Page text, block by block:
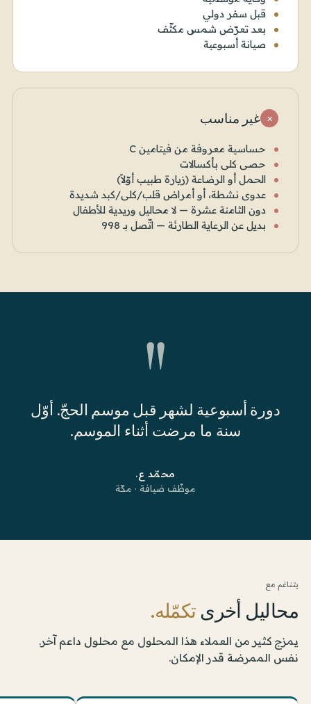
قبل سفر دولي
بعد تعرّض شمس مكثّف
صيانة أسبوعية
× غير مناسب
حساسية معروفة من فيتامين C
حصى كلى بأكسالات
الحمل أو الرضاعة (زيارة طبيب أوّلاً)
عدوى نشطة، أو أمراض قلب/كلى/كبد شديدة
دون الثامنة عشرة — لا محاليل وريدية للأطفال
بديل عن الرعاية الطارئة — اتّصل بـ 998
"
دورة أسبوعية لشهر قبل موسم الحجّ. أوّل
سنة ما مرضت أثناء الموسم.
محمّد ع.
موظّف ضيافة · مكّة
يتناغم مع
محاليل أخرى تكمّله.
يمزج كثير من العملاء هذا المحلول مع محلول داعم آخر.
نفس الممرضة قدر الإمكان.